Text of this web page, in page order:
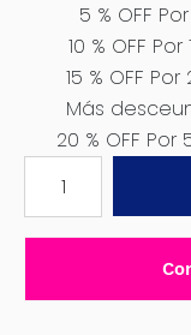
5 % OFF
10 % OFF
15 % OFF
Más
20 % OFF
ASIENTO